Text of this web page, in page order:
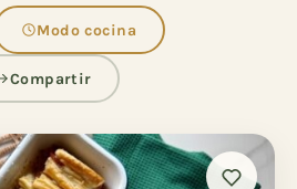
Modo cocina
Compartir